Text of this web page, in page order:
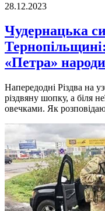
28.12.2023
Чудернацька
«Петра»
Напередодні Різдва на
різдвяну шопку, а біля
овечками. Як